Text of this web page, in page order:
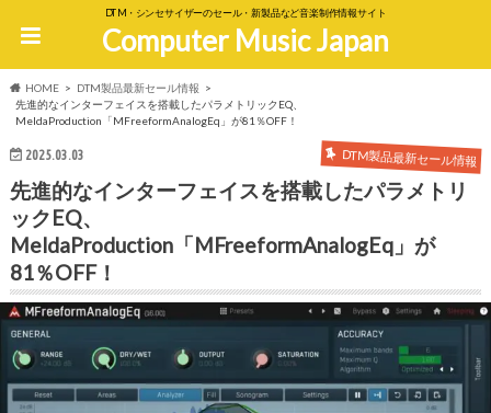
DTM・シンセサイザーのセール・新製品など音楽制作情報サイト
Computer Music Japan
HOME
DTM製品最新セール情報
先進的なインターフェイスを搭載したパラメトリックEQ、
MeldaProduction「MFreeformAnalogEq」が81％OFF！
2025.03.03 DTM製品最新セール情報
先進的なインターフェイスを搭載したパラメトリ
ックEQ、
MeldaProduction「MFreeformAnalogEq」が
81％OFF！